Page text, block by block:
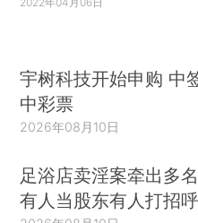
宇树科技开始申购 中
中彩票
2026年08月10日
足浴店卖淫案牵出多
有人当股东有人打招呼